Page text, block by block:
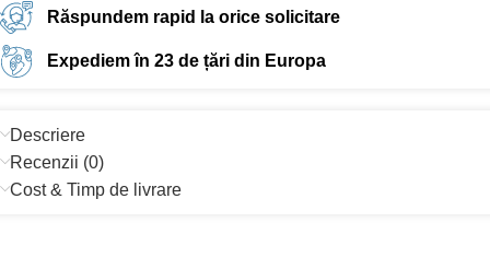
Răspundem rapid la orice solicitare
Expediem în 23 de țări din Europa
Descriere
Recenzii (0)
Cost & Timp de livrare